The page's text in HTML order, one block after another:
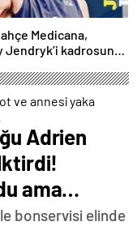
Medicana,
kadrosuna
Adrien
ama…
bonservisi elinde